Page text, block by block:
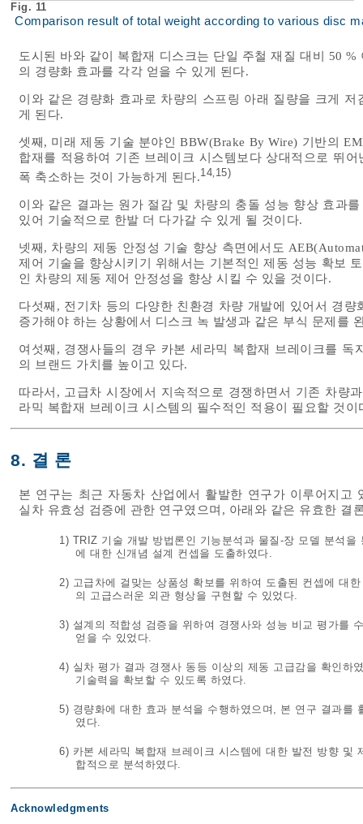
Fig. 11
Comparison result of total weight according to various disc
도시된 바와 같이 복합재 디스크는 단일 주철 재질 대비 50
의 경량화 효과를 각각 얻을 수 있게 된다.
이와 같은 경량화 효과로 차량의 스프링 아래 질량을 크게
게 된다.
셋째, 미래 제동 기술 분야인 BBW(Brake By Wire) 기반의
합재를 적용하여 기존 브레이크 시스템보다 상대적으로 뛰
폭 축소하는 것이 가능하게 된다.14, 15)
이와 같은 결과는 원가 절감 및 차량의 충돌 성능 향상 효과
있어 기술적으로 한발 더 다가갈 수 있게 될 것이다.
넷째, 차량의 제동 안정성 기술 향상 측면에서도
제어 기술을 향상시키기 위해서는 기본적인 제동 성능 확보
인 차량의 제동 제어 안정성을 향상 시킬 수 있을 것이다.
다섯째, 전기차 등의 다양한 친환경 차량 개발에 있어서 경
증가해야 하는 상황에서 디스크 녹 발생과 같은 부식 문제를
여섯째, 경쟁사들의 경우 카본 세라믹 복합재 브레이크를
의 브랜드 가치를 높이고 있다.
따라서, 고급차 시장에서 지속적으로 경쟁하면서 기존 차량
라믹 복합재 브레이크 시스템의 필수적인 적용이 필요할 것이
8. 결 론
본 연구는 최근 자동차 산업에서 활발한 연구가 이루어지고
실차 유효성 검증에 관한 연구였으며, 아래와 같은 유효한 결
1) TRIZ 기술 개발 방법론인 기능분석과 물질-장 모델 분석
에 대한 신개념 설계 컨셉을 도출하였다.
2) 고급차에 걸맞는 상품성 확보를 위하여 도출된 컨셉에 대
의 고급스러운 외관 형상을 구현할 수 있었다.
3) 설계의 적합성 검증을 위하여 경쟁사와 성능 비교 평가를
얻을 수 있었다.
4) 실차 평가 결과 경쟁사 동등 이상의 제동 고급감을 확인하
기술력을 확보할 수 있도록 하였다.
5) 경량화에 대한 효과 분석을 수행하였으며, 본 연구 결과를
였다.
6) 카본 세라믹 복합재 브레이크 시스템에 대한 발전 방향 및
합적으로 분석하였다.
Acknowledgments